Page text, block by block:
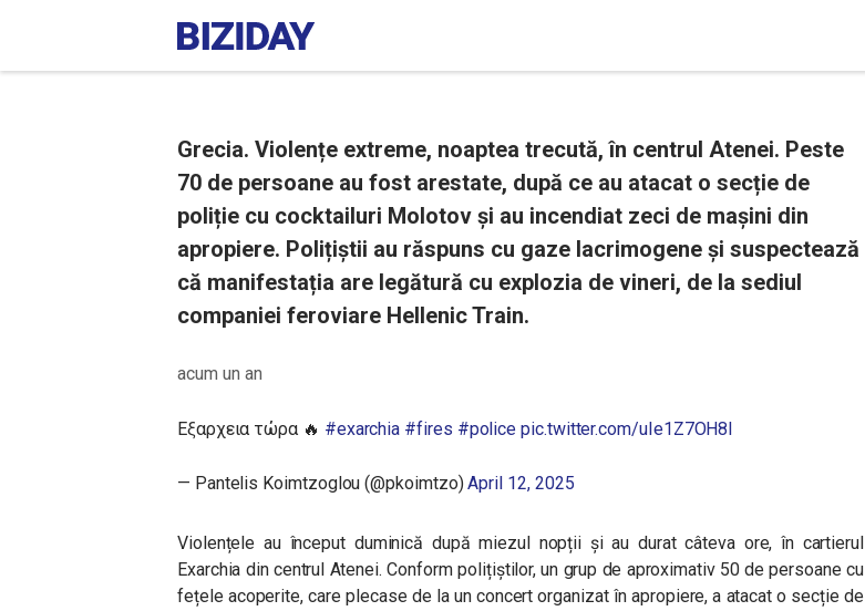
Grecia. Violențe extreme, noaptea trecută, în centrul Atenei. Peste
70 de persoane au fost arestate, după ce au atacat o secție de
poliție cu cocktailuri Molotov și au incendiat zeci de mașini din
apropiere. Polițiștii au răspuns cu gaze lacrimogene și suspectează
că manifestația are legătură cu explozia de vineri, de la sediul
companiei feroviare Hellenic Train.
acum un an
Εξαρχεια τώρα 🔥 #exarchia #fires #police pic.twitter.com/uIe1Z7OH8I
— Pantelis Koimtzoglou (@pkoimtzo)April 12, 2025
Violențele au început duminică după miezul nopții și au durat câteva ore, în cartierul
Exarchia din centrul Atenei. Conform polițiștilor, un grup de aproximativ 50 de persoane cu
fețele acoperite, care plecase de la un concert organizat în apropiere, a atacat o secție de